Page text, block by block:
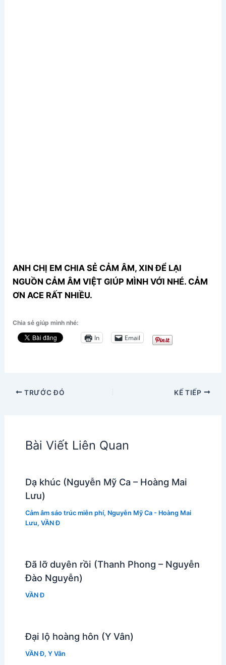
ANH CHỊ EM CHIA SẺ CẢM ÂM, XIN ĐỂ LẠI
NGUỒN CẢM ÂM VIỆT GIÚP MÌNH VỚI NHÉ. CẢM
ƠN ACE RẤT NHIỀU.
Chia sẻ giúp mình nhé:
In Email
TRƯỚC ĐÓ KẾ TIẾP
Bài Viết Liên Quan
Dạ khúc (Nguyễn Mỹ Ca – Hoàng Mai
Lưu)
Cảm âm sáo trúc miễn phí, Nguyễn Mỹ Ca - Hoàng Mai
Lưu, VẦN Đ
Đã lỡ duyên rồi (Thanh Phong – Nguyễn
Đào Nguyễn)
VẦN Đ
Đại lộ hoàng hôn (Y Vân)
VẦN Đ, Y Vân